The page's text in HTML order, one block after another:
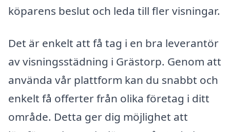
köparens beslut och leda till fler visningar.
Det är enkelt att få tag i en bra leverantör
av visningsstädning i Grästorp. Genom att
använda vår plattform kan du snabbt och
enkelt få offerter från olika företag i ditt
område. Detta ger dig möjlighet att